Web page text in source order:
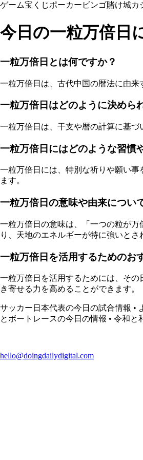
ゲーム宝くじポーカー ビンゴ賭け城カ
今日の一粒万倍日
一粒万倍日とは何ですか？
一粒万倍日は、古代中国の暦法に由
一粒万倍日はどのように決めら
一粒万倍日は、干支や暦の計算に基
一粒万倍日にはどのような習慣
一粒万倍日には、特別な祈りや願い
ます。
一粒万倍日の意味や由来につい
一粒万倍日の意味は、「一つの粒が
り、天地のエネルギーが特に強いとさ
一粒万倍日を活用するためのお
一粒万倍日を活用するためには、そ
き寄せる力を高めることができます。
サッカー日本代表の今日の試合情報 •
とボートレースの今日の情報 • 令和と
hello@doingdailydigital.com